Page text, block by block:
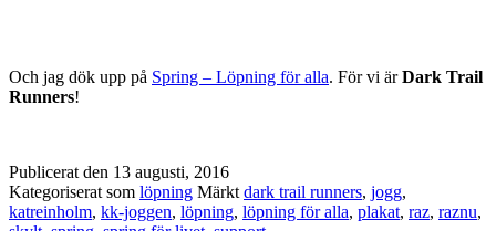
Och jag dök upp på Spring – Löpning för alla. För vi ärDark Trail
Runners!
Publicerat den 13 augusti, 2016
Kategoriserat som löpning Märkt dark trail runners, jogg,
katreinholm, kk-joggen, löpning, löpning för alla, plakat, raz, raznu,